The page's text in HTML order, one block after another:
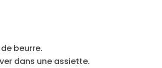
beurre.
dans une assiette.